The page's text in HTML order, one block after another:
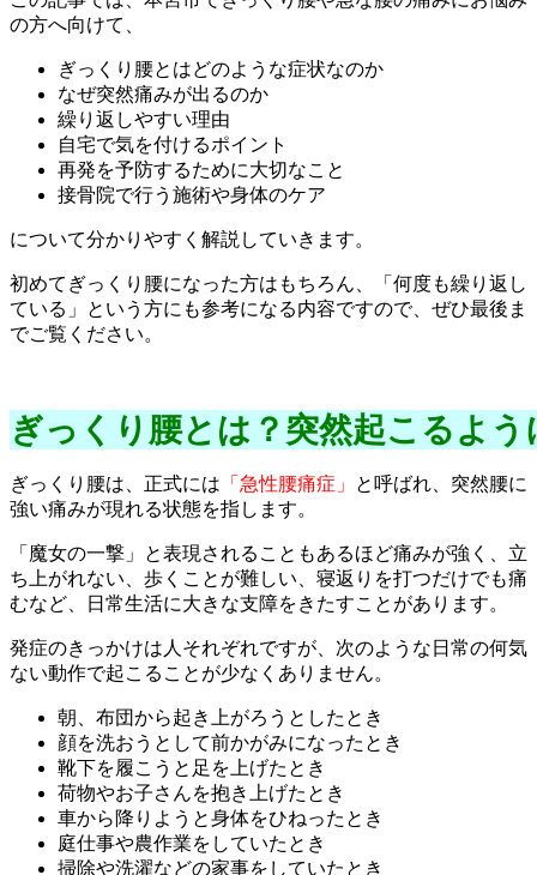
の方へ向けて、
ぎっくり腰とはどのような症状なのか
なぜ突然痛みが出るのか
繰り返しやすい理由
自宅で気を付けるポイント
再発を予防するために大切なこと
接骨院で行う施術や身体のケア
について分かりやすく解説していきます。
初めてぎっくり腰になった方はもちろん、「何度も繰り返し
ている」という方にも参考になる内容ですので、ぜひ最後ま
でご覧ください。
ぎっくり腰とは？突然起こるよ
ぎっくり腰は、正式には 「急性腰痛症」
と呼ばれ、突然腰に
強い痛みが現れる状態を指します。
「魔女の一撃」と表現されることもあるほど痛みが強く、立
ち上がれない、歩くことが難しい、寝返りを打つだけでも痛
むなど、日常生活に大きな支障をきたすことがあります。
発症のきっかけは人それぞれですが、次のような日常の何気
ない動作で起こることが少なくありません。
朝、布団から起き上がろうとしたとき
顔を洗おうとして前かがみになったとき
靴下を履こうと足を上げたとき
荷物やお子さんを抱き上げたとき
車から降りようと身体をひねったとき
庭仕事や農作業をしていたとき
掃除や洗濯などの家事をしていたとき